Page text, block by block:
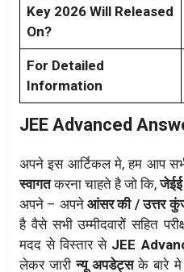
Key 2026 Will Released
On?
For Detailed
Information
JEE Advanced
अपने इस आर्टिकल मे, हम आप
स्वागतकरना चाहते है जो कि,जेईई
अपने – अपनेआंसर की / उत्तर
है वैसे सभी उम्मीदवारोें सहित
मदद से विस्तार से JEE
लेकर जारीन्यू अपडेट्सके बारे मे